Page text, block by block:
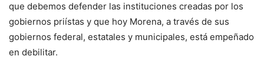
que debemos defender las instituciones creadas por los
gobiernos priístas y que hoy Morena, a través de sus
gobiernos federal, estatales y municipales, está empeñado
en debilitar.